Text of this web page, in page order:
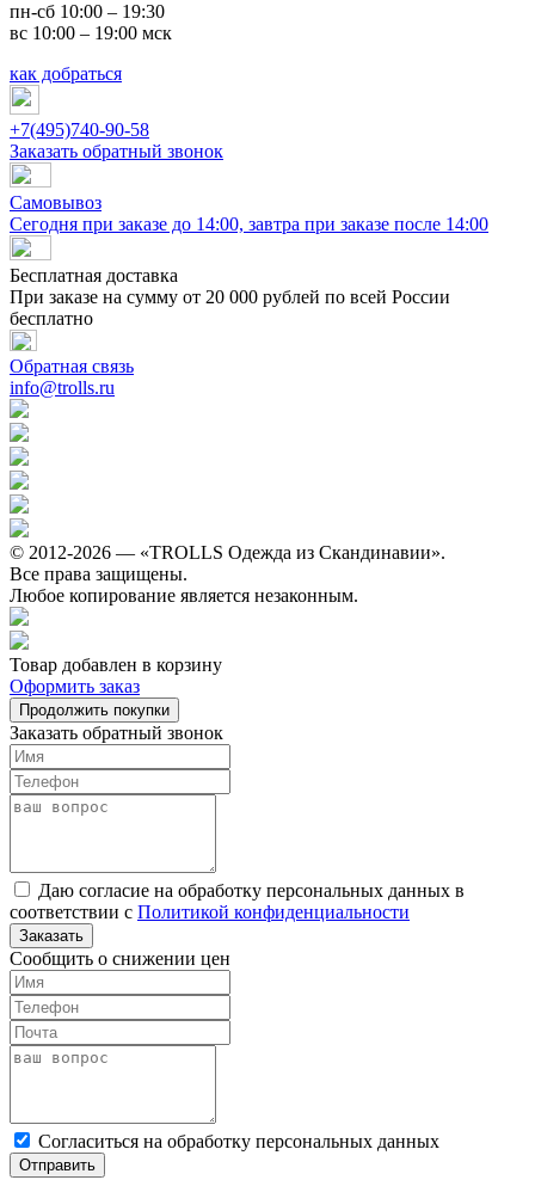
пн-сб 10:00 – 19:30
вс 10:00 – 19:00 мск
как добраться
+7(495)740-90-58
Заказать обратный звонок
Самовывоз
Сегодня при заказе до 14:00, завтра при заказе после 14:00
Бесплатная доставка
При заказе на сумму от 20 000 рублей по всей России
бесплатно
Обратная связь
info@trolls.ru
© 2012-2026 — «TROLLS Одежда из Скандинавии».
Все права защищены.
Любое копирование является незаконным.
Товар добавлен в корзину
Оформить заказ
Продолжить покупки
Заказать обратный звонок
Даю согласие на обработку персональных данных в
соответствии с Политикой конфиденциальности
Заказать
Сообщить о снижении цен
Cогласиться на обработку персональных данных
Отправить